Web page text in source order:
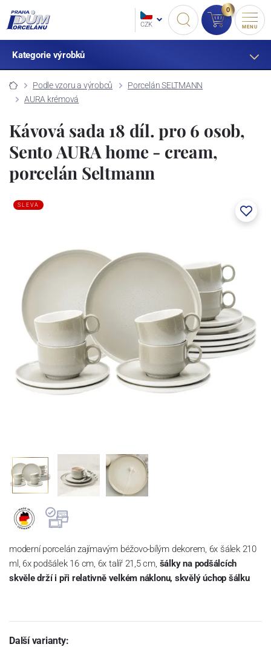
CZK
0
MENU
Kategorie výrobků
Podle vzoru a výrobců
Porcelán SELTMANN
AURA krémová
Kávová sada 18 díl. pro 6 osob,
Sento AURA home - cream,
porcelán Seltmann
SLEVA
moderní porcelán zajímavým béžovo-bílým dekorem, 6x šálek 210
ml, 6x podšálek 16 cm, 6x talíř 21,5 cm, šálky na podšálcích
skvěle drží i při relativně velkém náklonu, skvělý úchop šálku
Další varianty: